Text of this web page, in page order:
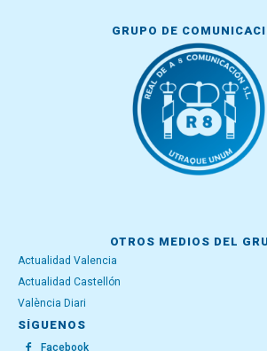
GRUPO DE
OTROS MEDIOS DEL
Actualidad Valencia
Actualidad Castellón
València Diari
SÍGUENOS
Facebook